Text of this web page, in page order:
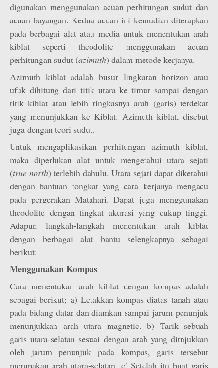
digunakan menggunakan acuan perhitungan sudut dan
acuan bayangan. Kedua acuan ini kemudian diterapkan
pada berbagai alat atau media untuk menentukan arah
kiblat seperti theodolite menggunakan acuan
perhitungan sudut (azimuth) dalam metode kerjanya.
Azimuth kiblat adalah busur lingkaran horizon atau
ufuk dihitung dari titik utara ke timur sampai dengan
titik kiblat atau lebih ringkasnya arah (garis) terdekat
yang menunjukkan ke Kiblat. Azimuth kiblat, disebut
juga dengan teori sudut.
Untuk mengaplikasikan perhitungan azimuth kiblat,
maka diperlukan alat untuk mengetahui utara sejati
(true north) terlebih dahulu. Utara sejati dapat diketahui
dengan bantuan tongkat yang cara kerjanya mengacu
pada pergerakan Matahari. Dapat juga menggunakan
theodolite dengan tingkat akurasi yang cukup tinggi.
Adapun langkah-langkah menentukan arah kiblat
dengan berbagai alat bantu selengkapnya sebagai
berikut:
Menggunakan Kompas
Cara menentukan arah kiblat dengan kompas adalah
sebagai berikut; a) Letakkan kompas diatas tanah atau
pada bidang datar dan diamkan sampai jarum penunjuk
menunjukkan arah utara magnetic. b) Tarik sebuah
garis utara-selatan sesuai dengan arah yang ditnjukkan
oleh jarum penunjuk pada kompas, garis tersebut
merupakan arah utara-selatan. c) Setelah itu buat garis